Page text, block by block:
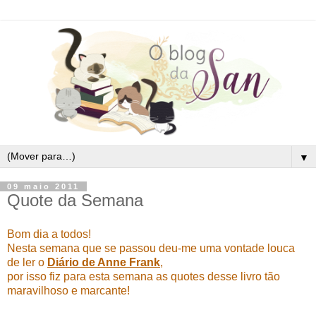
▼
09 maio 2011
Quote da Semana
Bom dia a todos!
Nesta semana que se passou deu-me uma vontade louca
de ler o Diário de Anne Frank,
por isso fiz para esta semana as quotes desse livro tão
maravilhoso e marcante!